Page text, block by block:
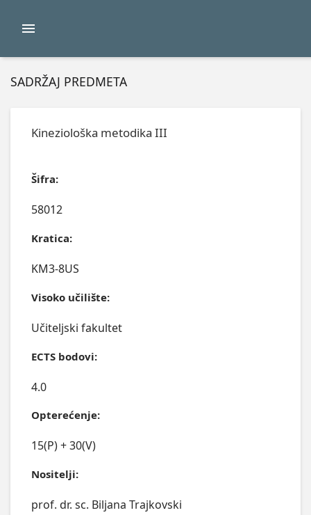
SADRŽAJ PREDMETA
Kineziološka metodika III
Šifra:
58012
Kratica:
KM3-8US
Visoko učilište:
Učiteljski fakultet
ECTS bodovi:
4.0
Opterećenje:
15(P) + 30(V)
Nositelji:
prof. dr. sc. Biljana Trajkovski